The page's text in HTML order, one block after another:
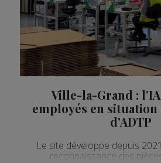
Ville-la-Grand :
employés en situation
d’ADTP
Le site développe depuis
reconnaissance des pièces